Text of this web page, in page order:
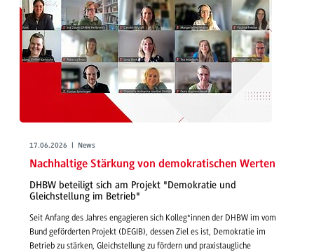
17.06.2026 | News
Nachhaltige Stärkung von demokratischen Werten
DHBW beteiligt sich am Projekt "Demokratie und
Gleichstellung im Betrieb"
Seit Anfang des Jahres engagieren sich Kolleg*innen der DHBW im vom
Bund geförderten Projekt (DEGIB), dessen Ziel es ist, Demokratie im
Betrieb zu stärken, Gleichstellung zu fördern und praxistaugliche